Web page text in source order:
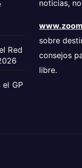
Red
el GP
noticias,
sobre
consejos
libre.